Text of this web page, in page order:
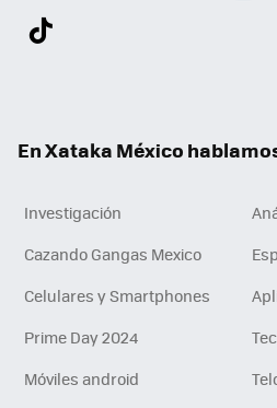
En Xataka México
Investigación
Cazando Gangas Mexico
Celulares y Smartphones
Prime Day 2024
Móviles android